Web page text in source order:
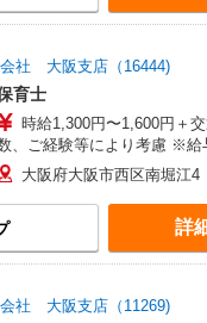
社 大阪支店（16444)
育士
時給1,300円〜1,600円＋
、ご経験等により考慮 ※給与幅は経験・能力に
よる 大阪府大阪市西区南堀江4
詳
社 大阪支店（11269)